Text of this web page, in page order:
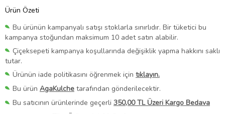
Ürün Özeti
Bu ürünün kampanyalı satışı stoklarla sınırlıdır. Bir tüketici bu
kampanya stoğundan maksimum 10 adet satın alabilir.
Çiçeksepeti kampanya koşullarında değişiklik yapma hakkını saklı
tutar.
Ürünün iade politikasını öğrenmek için tıklayın.
Bu ürün AgaKulche tarafından gönderilecektir.
Bu satıcının ürünlerinde geçerli 350,00 TL Üzeri Kargo Bedava